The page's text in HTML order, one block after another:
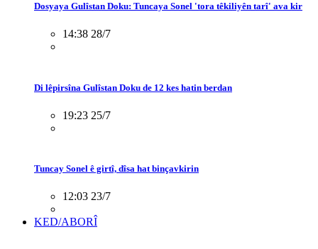
Dosyaya Gulîstan Doku: Tuncaya Sonel 'tora têkiliyên tarî' ava kir
14:38 28/7
Di lêpirsîna Gulîstan Doku de 12 kes hatin berdan
19:23 25/7
Tuncay Sonel ê girtî, dîsa hat binçavkirin
12:03 23/7
KED/ABORÎ